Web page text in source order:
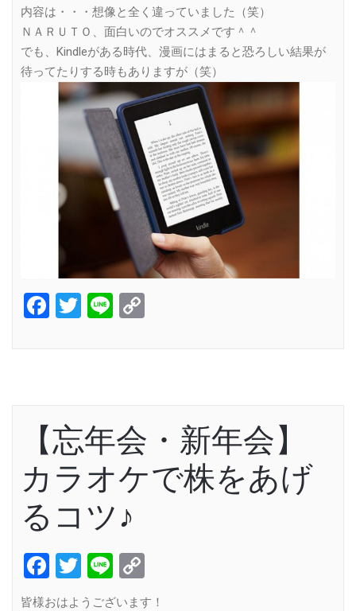
内容は・・・想像と全く違っていました（笑）
ＮＡＲＵＴＯ、面白いのでオススメです＾＾
でも、Kindleがある時代、漫画にはまると恐ろしい結果が
待ってたりする時もありますが（笑）
Facebook
Twitter
Line
【忘年会・新年会】
カラオケで株をあげ
るコツ♪
Facebook
Twitter
Line
Link
皆様おはようございます！